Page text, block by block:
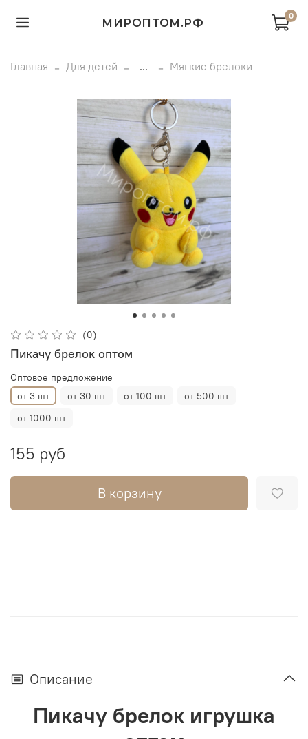
МИРОПТОМ.РФ
0
Главная Для детей ... Мягкие брелоки
(0)
Пикачу брелок оптом
Оптовое предложение
от 3 шт
от 30 шт от 100 шт
от 500 шт
от 1000 шт
155 руб
В корзину
Описание
Пикачу брелок игрушка